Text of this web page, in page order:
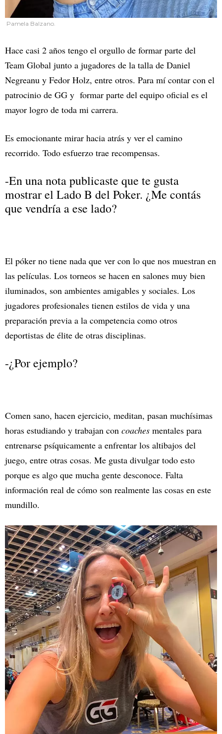
Pamela Balzano.
Hace casi 2 años tengo el orgullo de formar parte del
Team Global junto a jugadores de la talla de Daniel
Negreanu y Fedor Holz, entre otros. Para mí contar con el
patrocinio de GG y formar parte del equipo oficial es el
mayor logro de toda mi carrera.
Es emocionante mirar hacia atrás y ver el camino
recorrido. Todo esfuerzo trae recompensas.
-En una nota publicaste que te gusta
mostrar el Lado B del Poker. ¿Me contás
que vendría a ese lado?
El póker no tiene nada que ver con lo que nos muestran en
las películas. Los torneos se hacen en salones muy bien
iluminados, son ambientes amigables y sociales. Los
jugadores profesionales tienen estilos de vida y una
preparación previa a la competencia como otros
deportistas de élite de otras disciplinas.
-¿Por ejemplo?
Comen sano, hacen ejercicio, meditan, pasan muchísimas
horas estudiando y trabajan con coaches mentales para
entrenarse psíquicamente a enfrentar los altibajos del
juego, entre otras cosas. Me gusta divulgar todo esto
porque es algo que mucha gente desconoce. Falta
información real de cómo son realmente las cosas en este
mundillo.